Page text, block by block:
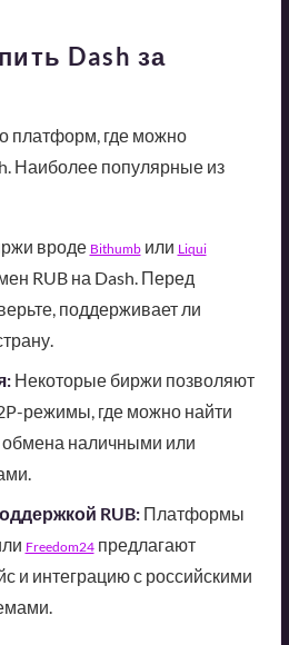
Dash за
платформ, где можно
Наиболее популярные из
вроде Bithumbили Liqui
RUB на Dash. Перед
поддерживает ли
Некоторые биржи позволяют
режимы, где можно найти
обмена наличными или
RUB:Платформы
Freedom24предлагают
и интеграцию с российскими